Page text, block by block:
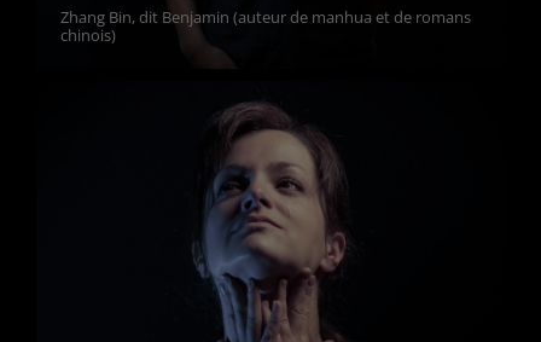
Zhang Bin, dit Benjamin (auteur de manhua et de romans
chinois)